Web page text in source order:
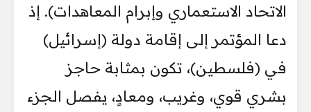
الاتحاد الاستعماري وإبرام المعاهدات). إذ
دعا المؤتمر إلى إقامة دولة (إسرائيل)
في (فلسطين)، تكون بمثابة حاجز
بشري قوي، وغريب، ومعادٍ، يفصل الجزء